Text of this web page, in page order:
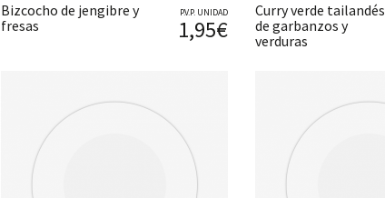
Bizcocho de jengibre y
fresas
P.V.P. UNIDAD
1,95€
Curry verde tailandés
de garbanzos y
verduras